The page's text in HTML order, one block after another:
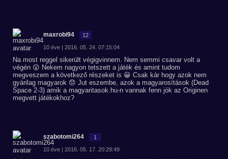
maxrobi94 12
10 éve | 2016. 05. 24. 07:15:04
Na most reggel sikerült végigvinnem. Nem semmi csavar volt a
végén 😲 Nekem nagyon tetszett a játék és amint tudom
megveszem a következő részeket is 😀 Csak kár hogy azok nem
gyárilag magyarok 😞 Jut eszembe, azok a magyarosítások (Dead
Space 2-3) amik a magyaritasok.hu-n vannak fenn jók az Originen
megvett játékokhoz?
szabotomi264 1
10 éve | 2016. 05. 17. 20:29:49